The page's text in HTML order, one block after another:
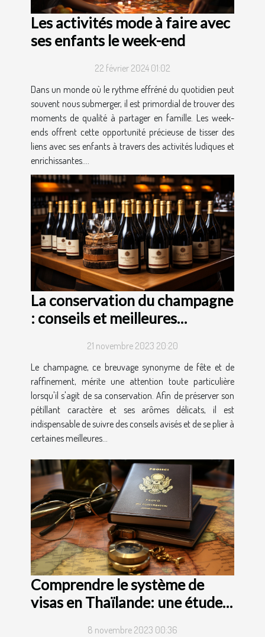
Les activités mode à faire avec
ses enfants le week-end
22 février 2024 01:02
Dans un monde où le rythme effréné du quotidien peut
souvent nous submerger, il est primordial de trouver des
moments de qualité à partager en famille. Les week-
ends offrent cette opportunité précieuse de tisser des
liens avec ses enfants à travers des activités ludiques et
enrichissantes....
La conservation du champagne
: conseils et meilleures
21 novembre 2023 20:20
Le champagne, ce breuvage synonyme de fête et de
raffinement, mérite une attention toute particulière
lorsqu'il s'agit de sa conservation. Afin de préserver son
pétillant caractère et ses arômes délicats, il est
indispensable de suivre des conseils avisés et de se plier à
certaines meilleures...
Comprendre le système de
visas en Thaïlande: une étude
8 novembre 2023 00:36